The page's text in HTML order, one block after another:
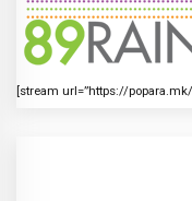
[stream url=”https://